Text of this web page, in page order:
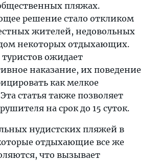
пляжах.
решение стало откликом
жителей, недовольных
некоторых отдыхающих.
ожидает
наказание, их поведение
как мелкое
статья также позволяет
на срок до 15 суток.
нудистских пляжей в
отдыхающие все же
что вызывает